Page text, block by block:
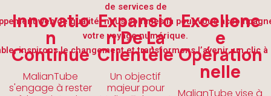
de services de
web de qualité, nous sommes là pour vous
votre voyage numérique.
inspirons le changement et transformons l’avenir, un clic à
Innovatio
N
Continue
MalianTube
s'engage à rester
Expansio
N De La
Clientèle
Un objectif
majeur pour
Excellenc
E
Opération
Nelle